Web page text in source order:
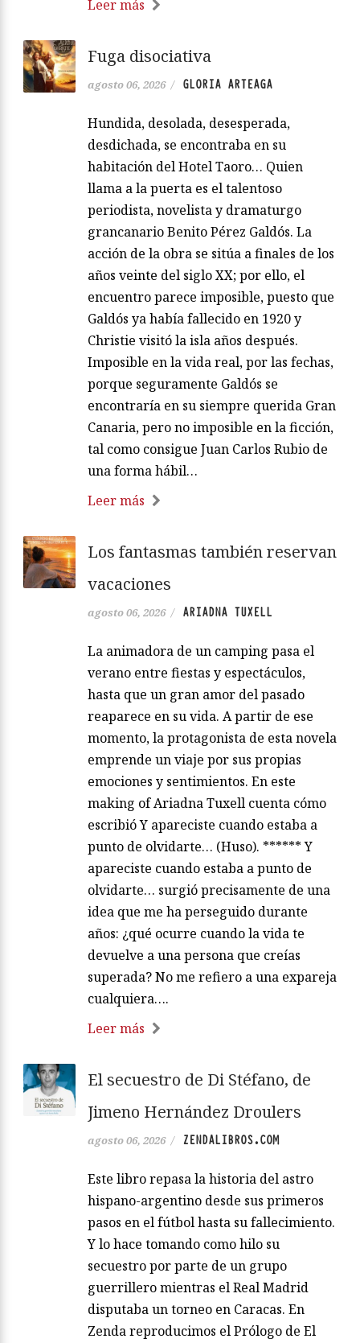
Leer más
Fuga disociativa
agosto 06, 2026 / GLORIA ARTEAGA
Hundida, desolada, desesperada,
desdichada, se encontraba en su
habitación del Hotel Taoro… Quien
llama a la puerta es el talentoso
periodista, novelista y dramaturgo
grancanario Benito Pérez Galdós. La
acción de la obra se sitúa a finales de los
años veinte del siglo XX; por ello, el
encuentro parece imposible, puesto que
Galdós ya había fallecido en 1920 y
Christie visitó la isla años después.
Imposible en la vida real, por las fechas,
porque seguramente Galdós se
encontraría en su siempre querida Gran
Canaria, pero no imposible en la ficción,
tal como consigue Juan Carlos Rubio de
una forma hábil…
Leer más
Los fantasmas también reservan
vacaciones
agosto 06, 2026 / ARIADNA TUXELL
La animadora de un camping pasa el
verano entre fiestas y espectáculos,
hasta que un gran amor del pasado
reaparece en su vida. A partir de ese
momento, la protagonista de esta novela
emprende un viaje por sus propias
emociones y sentimientos. En este
making of Ariadna Tuxell cuenta cómo
escribió Y apareciste cuando estaba a
punto de olvidarte… (Huso). ****** Y
apareciste cuando estaba a punto de
olvidarte… surgió precisamente de una
idea que me ha perseguido durante
años: ¿qué ocurre cuando la vida te
devuelve a una persona que creías
superada? No me refiero a una expareja
cualquiera….
Leer más
El secuestro de Di Stéfano, de
Jimeno Hernández Droulers
agosto 06, 2026 / ZENDALIBROS.COM
Este libro repasa la historia del astro
hispano-argentino desde sus primeros
pasos en el fútbol hasta su fallecimiento.
Y lo hace tomando como hilo su
secuestro por parte de un grupo
guerrillero mientras el Real Madrid
disputaba un torneo en Caracas. En
Zenda reproducimos el Prólogo de El